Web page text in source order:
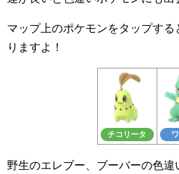
マップ上のポケモンをタップす
りますよ！
チコリータ
野生のエレブー、ブーバーの色違